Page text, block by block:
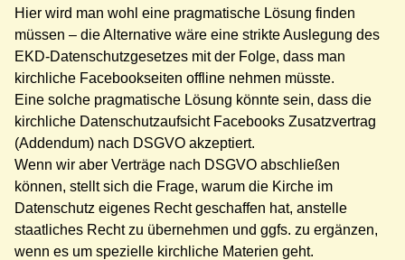
Hier wird man wohl eine pragmatische Lösung finden
müssen – die Alternative wäre eine strikte Auslegung des
EKD-Datenschutzgesetzes mit der Folge, dass man
kirchliche Facebookseiten offline nehmen müsste.
Eine solche pragmatische Lösung könnte sein, dass die
kirchliche Datenschutzaufsicht Facebooks Zusatzvertrag
(Addendum) nach DSGVO akzeptiert.
Wenn wir aber Verträge nach DSGVO abschließen
können, stellt sich die Frage, warum die Kirche im
Datenschutz eigenes Recht geschaffen hat, anstelle
staatliches Recht zu übernehmen und ggfs. zu ergänzen,
wenn es um spezielle kirchliche Materien geht.